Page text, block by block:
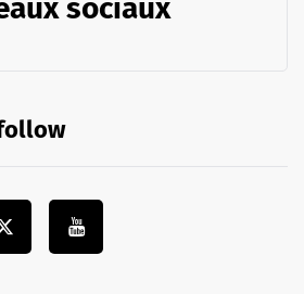
sociaux